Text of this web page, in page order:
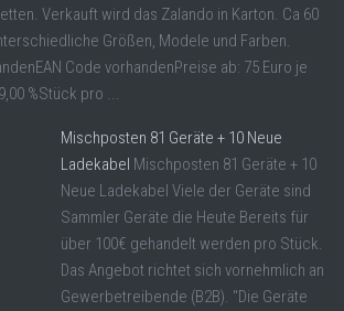
Verkauft wird das Zalando in Karton. Ca 60
Größen, Modele und Farben.
Code vorhandenPreise ab: 75 Euro je
%Stück pro ...
Mischposten 81 Geräte + 10 Neue
Ladekabel Mischposten 81 Geräte + 10
Neue Ladekabel Viele der Geräte sind
Sammler Geräte die Heute Bereits für
über 100€ gehandelt werden pro Stück.
Das Angebot richtet sich vornehmlich an
Gewerbetreibende (B2B). "Die Geräte